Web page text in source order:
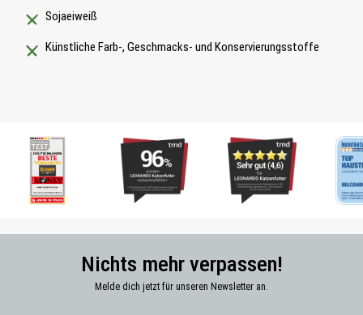
Sojaeiweiß
Künstliche Farb-, Geschmacks- und Konservierungsstoffe
Nichts mehr verpassen!
Melde dich jetzt für unseren Newsletter an.